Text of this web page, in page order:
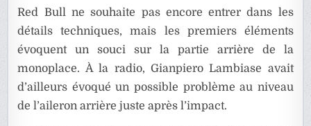
Red Bull ne souhaite pas encore entrer dans les
détails techniques, mais les premiers éléments
évoquent un souci sur la partie arrière de la
monoplace. À la radio, Gianpiero Lambiase avait
d’ailleurs évoqué un possible problème au niveau
de l’aileron arrière juste après l’impact.